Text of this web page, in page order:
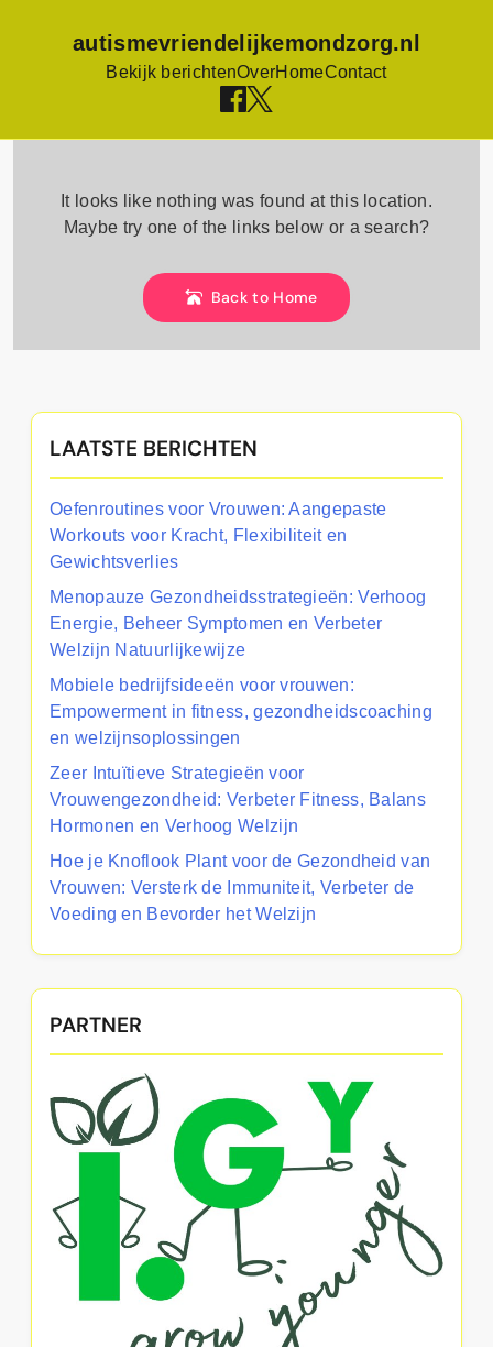
autismevriendelijkemondzorg.nl
Bekijk berichtenOverHomeContact
It looks like nothing was found at this location.
Maybe try one of the links below or a search?
Back to Home
LAATSTE BERICHTEN
Oefenroutines voor Vrouwen: Aangepaste
Workouts voor Kracht, Flexibiliteit en
Gewichtsverlies
Menopauze Gezondheidsstrategieën: Verhoog
Energie, Beheer Symptomen en Verbeter
Welzijn Natuurlijkewijze
Mobiele bedrijfsideeën voor vrouwen:
Empowerment in fitness, gezondheidscoaching
en welzijnsoplossingen
Zeer Intuïtieve Strategieën voor
Vrouwengezondheid: Verbeter Fitness, Balans
Hormonen en Verhoog Welzijn
Hoe je Knoflook Plant voor de Gezondheid van
Vrouwen: Versterk de Immuniteit, Verbeter de
Voeding en Bevorder het Welzijn
PARTNER